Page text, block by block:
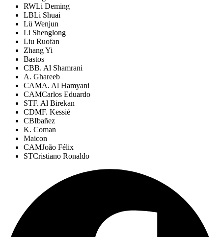
RWLi Deming
LBLi Shuai
Lü Wenjun
Li Shenglong
Liu Ruofan
Zhang Yi
Bastos
CBB. Al Shamrani
A. Ghareeb
CAMA. Al Hamyani
CAMCarlos Eduardo
STF. Al Birekan
CDMF. Kessié
CBIbañez
K. Coman
Maicon
CAMJoão Félix
STCristiano Ronaldo